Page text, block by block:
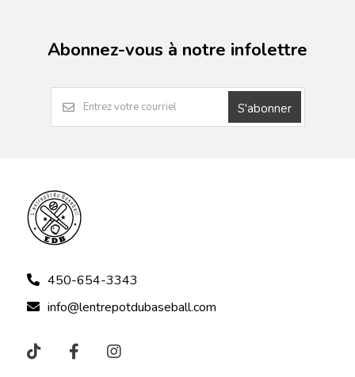
Abonnez-vous à notre infolettre
S'abonner
450-654-3343
info@lentrepotdubaseball.com